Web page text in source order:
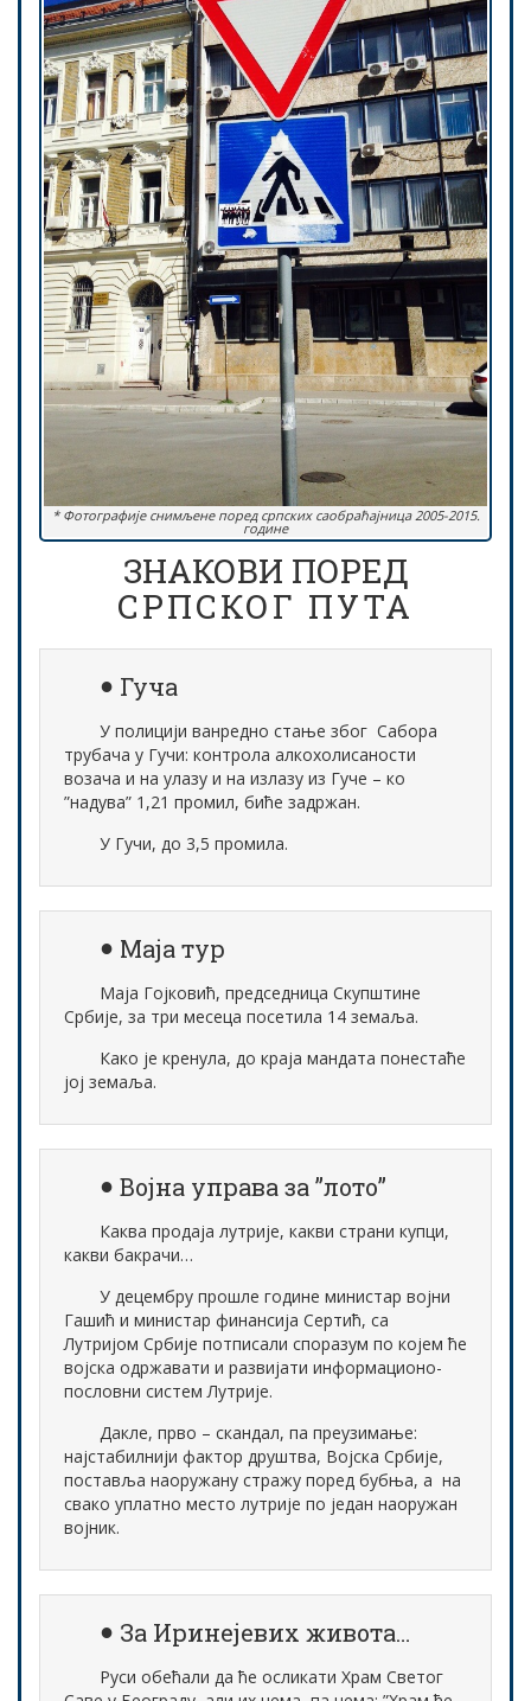
* Фотографије снимљене поред српских саобраћајница 2005-2015.
године
ЗНАКОВИ ПОРЕД
СРПСКОГ ПУТА
Гуча
У полицији ванредно стање због Сабора
трубача у Гучи: контрола алкохолисаности
возача и на улазу и на излазу из Гуче – ко
”надува” 1,21 промил, биће задржан.
У Гучи, до 3,5 промила.
Маја тур
Маја Гојковић, председница Скупштине
Србије, за три месеца посетила 14 земаља.
Како је кренула, до краја мандата понестаће
јој земаља.
Војна управа за ”лото”
Каква продаја лутрије, какви страни купци,
какви бакрачи…
У децембру прошле године министар војни
Гашић и министар финансија Сертић, са
Лутријом Србије потписали споразум по којем ће
војска одржавати и развијати информационо-
пословни систем Лутрије.
Дакле, прво – скандал, па преузимање:
најстабилнији фактор друштва, Војска Србије,
поставља наоружану стражу поред бубња, а на
свако уплатно место лутрије по један наоружан
војник.
За Иринејевих живота…
Руси обећали да ће осликати Храм Светог